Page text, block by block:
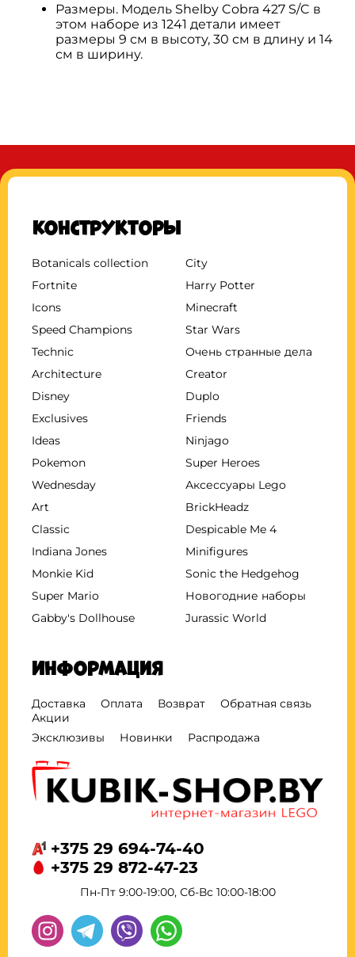
Размеры. Модель Shelby Cobra 427 S/C в
этом наборе из 1241 детали имеет
размеры 9 см в высоту, 30 см в длину и 14
см в ширину.
Конструкторы
Botanicals collection
City
Fortnite
Harry Potter
Icons
Minecraft
Speed Champions
Star Wars
Technic
Очень странные дела
Architecture
Creator
Disney
Duplo
Exclusives
Friends
Ideas
Ninjago
Pokemon
Super Heroes
Wednesday
Аксессуары Lego
Art
BrickHeadz
Classic
Despicable Me 4
Indiana Jones
Minifigures
Monkie Kid
Sonic the Hedgehog
Super Mario
Новогодние наборы
Gabby's Dollhouse
Jurassic World
Информация
Доставка Оплата Возврат
Обратная связь
Акции
Эксклюзивы
Новинки Распродажа
+375 29 694-74-40
+375 29 872-47-23
Пн-Пт 9:00-19:00, Сб-Вс 10:00-18:00